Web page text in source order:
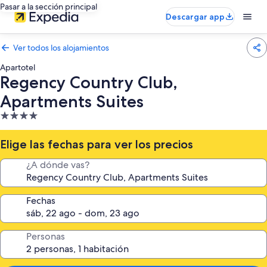
Pasar a la sección principal
Descargar app
Ver todos los alojamientos
Apartotel
Regency Country Club,
Apartments Suites
Alojamiento
de
4.0 estrellas
Elige las fechas para ver los precios
¿A dónde vas?
Fechas
Personas